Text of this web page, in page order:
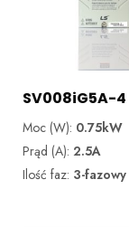
SV008iG5A-4
Moc (W): 0.75kW
Prąd (A): 2.5A
Ilość faz: 3-fazowy